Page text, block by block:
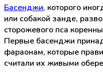
Басенджи, которого
или собакой занде,
сторожевого пса
Первые басенджи
фараонам, которые
считали их живыми